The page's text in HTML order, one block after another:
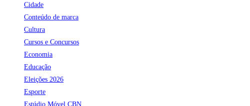
Cidade
Conteúdo de marca
Cultura
Cursos e Concursos
Economia
Educação
Eleições 2026
Esporte
Estúdio Móvel CBN